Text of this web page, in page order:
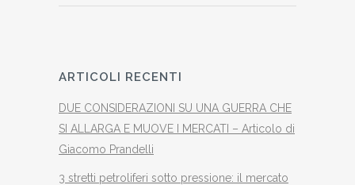
ARTICOLI RECENTI
DUE CONSIDERAZIONI SU UNA GUERRA CHE
SI ALLARGA E MUOVE I MERCATI – Articolo di
Giacomo Prandelli
3 stretti petroliferi sotto pressione: il mercato